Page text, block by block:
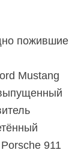
пожившие
Mustang
911